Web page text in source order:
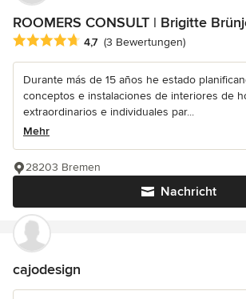
ROOMERS CONSULT | Brigitte
Durchschnittliche Bewertung: 4.7 von 5
4,7 (3 Bewertungen)
Durante más de 15 años he estado
conceptos e instalaciones de interiores de
extraordinarios e individuales par...
Mehr
Nachricht
28203 Bremen
cajodesign